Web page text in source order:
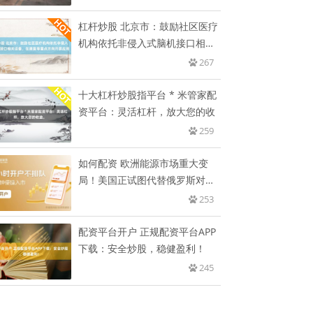
杠杆炒股 北京市：鼓励社区医疗
机构依托非侵入式脑机接口相关
267
十大杠杆炒股指平台 * 米管家配
资平台：灵活杠杆，放大您的收
259
如何配资 欧洲能源市场重大变
局！美国正试图代替俄罗斯对欧
253
配资平台开户 正规配资平台APP
下载：安全炒股，稳健盈利！
245